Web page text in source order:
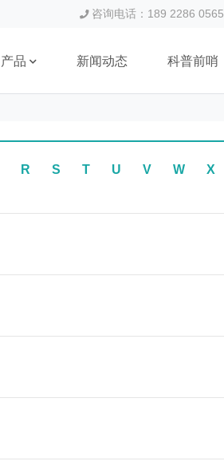
咨询电话：189 2286 0565
产品 新闻动态 科普前哨
R S T U V W X